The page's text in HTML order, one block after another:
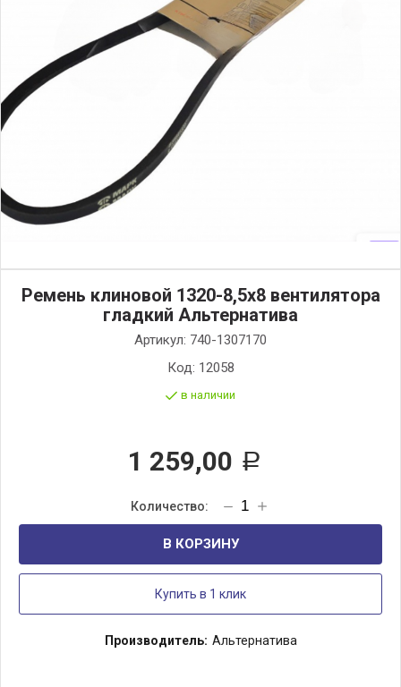
Ремень клиновой 1320-8,5х8 вентилятора
гладкий Альтернатива
Артикул: 740-1307170
Код: 12058
в наличии
1 259,00 Р
В КОРЗИНУ
Купить в 1 клик
Производитель: Альтернатива